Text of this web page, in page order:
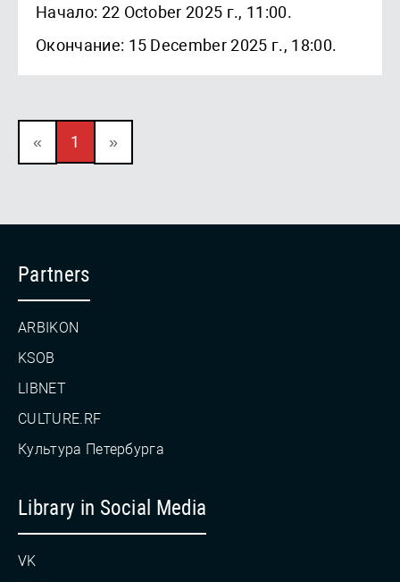
Начало: 22 October 2025 г., 11:00.
Окончание: 15 December 2025 г., 18:00.
« 1 »
Partners
ARBIKON
KSOB
LIBNET
CULTURE.RF
Культура Петербурга
Library in Social Media
VK